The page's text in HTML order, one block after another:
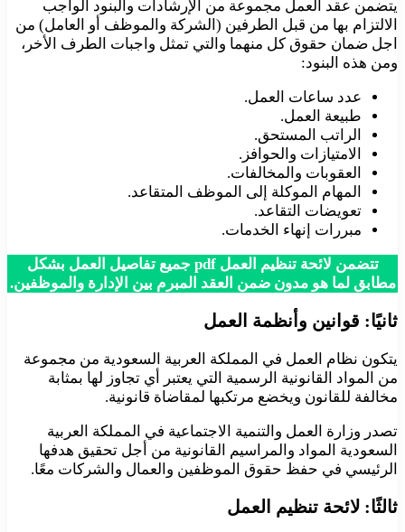
يتضمن عقد العمل مجموعة من الإرشادات والبنود الواجب
الالتزام بها من قبل الطرفين (الشركة والموظف أو العامل) من
اجل ضمان حقوق كل منهما والتي تمثل واجبات الطرف الأخر،
ومن هذه البنود:
عدد ساعات العمل.
طبيعة العمل.
الراتب المستحق.
الامتيازات والحوافز.
العقوبات والمخالفات.
المهام الموكلة إلى الموظف المتقاعد.
تعويضات التقاعد.
مبررات إنهاء الخدمات.
تتضمن لائحة تنظيم العمل pdf جميع تفاصيل العمل بشكل
مطابق لما هو مدون ضمن العقد المبرم بين الإدارة والموظفين.
ثانيًا: قوانين وأنظمة العمل
يتكون نظام العمل في المملكة العربية السعودية من مجموعة
من المواد القانونية الرسمية التي يعتبر أي تجاوز لها بمثابة
مخالفة للقانون ويخضع مرتكبها لمقاضاة قانونية.
تصدر وزارة العمل والتنمية الاجتماعية في المملكة العربية
السعودية المواد والمراسيم القانونية من أجل تحقيق هدفها
الرئيسي في حفظ حقوق الموظفين والعمال والشركات معًا.
ثالثًا: لائحة تنظيم العمل